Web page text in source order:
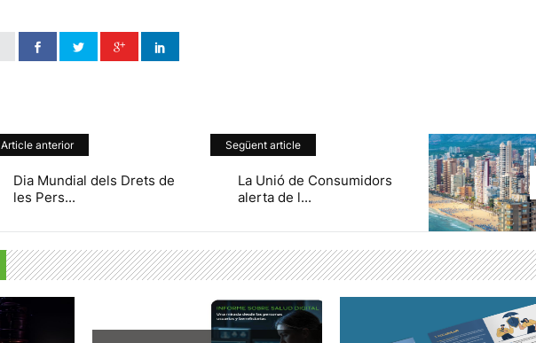
Article anterior
Dia Mundial dels Drets de
les Pers...
Següent article
La Unió de Consumidors
alerta de l...